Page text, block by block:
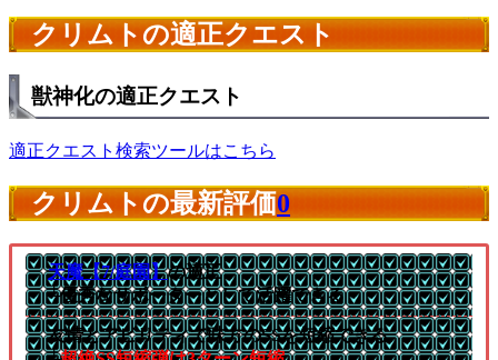
クリムトの適正クエスト
獣神化の適正クエスト
適正クエスト検索ツールはこちら
クリムトの最新評価0
天魔【7/庭園】の適正
└優秀なサポーターとして活躍できる
友情とアビリティで味方のSSを短縮できる